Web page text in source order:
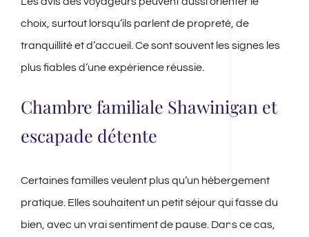
choix, surtout lorsqu’ils parlent de propreté, de
tranquillité et d’accueil. Ce sont souvent les signes les
plus fiables d’une expérience réussie.
Chambre familiale Shawinigan et
escapade détente
Certaines familles veulent plus qu’un hébergement
pratique. Elles souhaitent un petit séjour qui fasse du
bien, avec un vrai sentiment de pause. Dans ce cas,